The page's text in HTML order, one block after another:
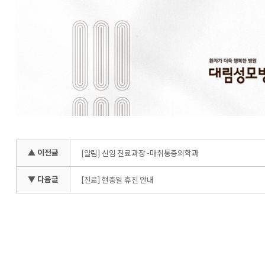
▲ 이전글 [알림] 신임 진료과장 -마취통증의학과
▼ 다음글 [진료] 현충일 휴진 안내